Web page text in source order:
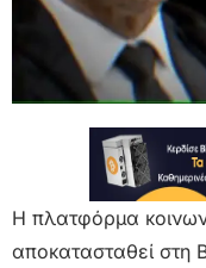
Η πλατφόρμα
αποκατασταθεί στη